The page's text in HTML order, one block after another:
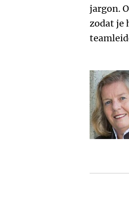
jargon.
zodat je